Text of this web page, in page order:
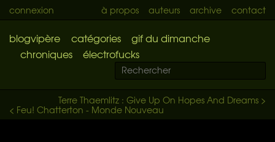
connexion à propos auteurs archive contact
blogvipère catégories
gif du dimanche
chroniques
électrofucks
Terre Thaemlitz : Give Up On Hopes And Dreams >
< Feu! Chatterton - Monde Nouveau